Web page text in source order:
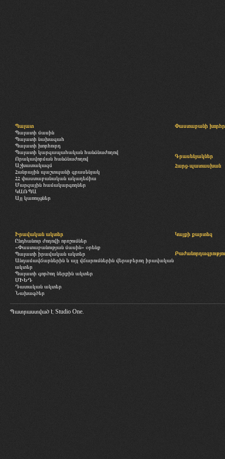
Պալատ
Պալատի մասին
Պալատի նախագահ
Պալատի խորհուրդ
Պալատի կարգապահական հանձնաժողով
Որակավորման հանձնաժողով
Աշխատակազմ
Հանրային պաշտպանի գրասենյակ
ՀՀ փաստաբանական ակադեմիա
Մարզային համակարգողներ
ԿԱՌՊԱ
Այլ կառույցներ
Փաստաբանի
Գրասենյակներ
Հարց-պատասխան
Իրավական ակտեր
Ընդհանուր ժողովի որոշումներ
«Փաստաբանության մասին» օրենք
Պալատի իրավական ակտեր
Անդամավճարներին և այլ վճարումներին վերաբերող իրավական
ակտեր
Պալատի գործող ներքին ակտեր
ՄԻԵԴ
Դատական ակտեր
Նախագծեր
Կայքի քարտեզ
Պատրաստված է Studio One.